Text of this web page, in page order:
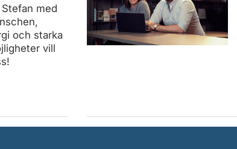
med
och starka
vill